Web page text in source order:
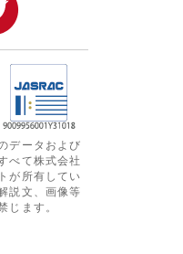
データおよび
べて株式会社
が所有してい
説文、画像等
じます。